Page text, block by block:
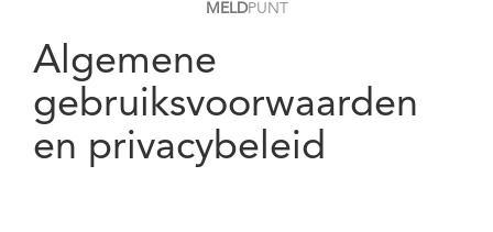
MELDPUNT
Algemene
gebruiksvoorwaarden
en privacybeleid